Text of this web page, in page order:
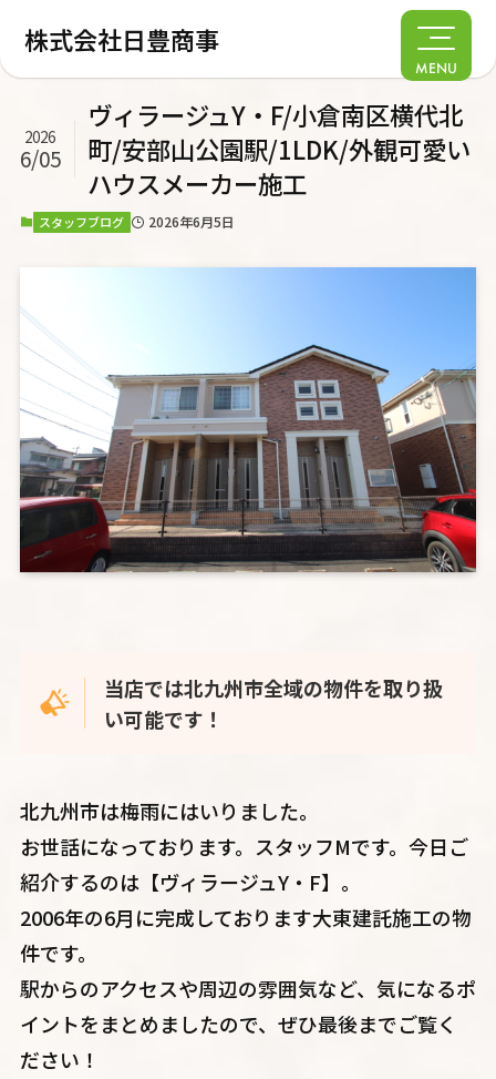
株式会社日豊商事
MENU
ヴィラージュY・F/小倉南区横代北
町/安部山公園駅/1LDK/外観可愛い
ハウスメーカー施工
2026
6/05
スタッフブログ 2026年6月5日
当店では北九州市全域の物件を取り扱
い可能です！
北九州市は梅雨にはいりました。
お世話になっております。スタッフMです。今日ご
紹介するのは【ヴィラージュY・F】。
2006年の6月に完成しております大東建託施工の物
件です。
駅からのアクセスや周辺の雰囲気など、気になるポ
イントをまとめましたので、ぜひ最後までご覧く
ださい！